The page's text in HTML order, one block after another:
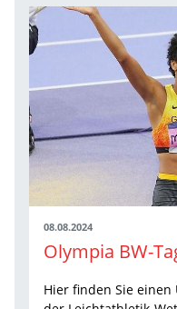
08.08.2024
Hier finden Sie